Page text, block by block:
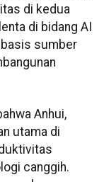
di kedua
di bidang AI
sumber
Anhui,
utama di
canggih.